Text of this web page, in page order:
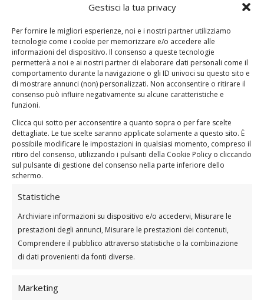
Gestisci la tua privacy
Per fornire le migliori esperienze, noi e i nostri partner utilizziamo
tecnologie come i cookie per memorizzare e/o accedere alle
informazioni del dispositivo. Il consenso a queste tecnologie
permetterà a noi e ai nostri partner di elaborare dati personali come il
comportamento durante la navigazione o gli ID univoci su questo sito e
di mostrare annunci (non) personalizzati. Non acconsentire o ritirare il
consenso può influire negativamente su alcune caratteristiche e
funzioni.
Clicca qui sotto per acconsentire a quanto sopra o per fare scelte
dettagliate. Le tue scelte saranno applicate solamente a questo sito. È
possibile modificare le impostazioni in qualsiasi momento, compreso il
ritiro del consenso, utilizzando i pulsanti della Cookie Policy o cliccando
sul pulsante di gestione del consenso nella parte inferiore dello
schermo.
Statistiche
Archiviare informazioni su dispositivo e/o accedervi, Misurare le
prestazioni degli annunci, Misurare le prestazioni dei contenuti,
Comprendere il pubblico attraverso statistiche o la combinazione
di dati provenienti da fonti diverse.
Marketing
Contrai i tricipiti nella parte superiore del movimento
posizione iniziale sopra le cosce
Questo esercizio mira ai tricipiti, particolarmente
efficace nella tonificazione della parte posteriore
delle braccia.
Arm circles
Sapevi che le ballerine hanno delle giornate dedicate
esclusivamente al rafforzamento delle braccia, con gli
arm circles?
Un esercizio incredibilmente sottovalutato, eppure
fa miracoli.
Mettiti in posizione eretta con i piedi distanziati ad
ampiezza delle spalle
circolari, in avanti e poi all’indietro variando l’ampiezza
della rotazione